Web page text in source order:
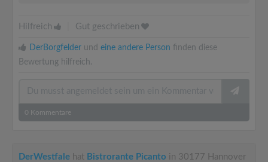
Hilfreich Gut geschrieben
DerBorgfelder und eine andere Person finden diese
Bewertung hilfreich.
0 Kommentare
DerWestfale hat Bistrorante Picanto in 30177 Hannover